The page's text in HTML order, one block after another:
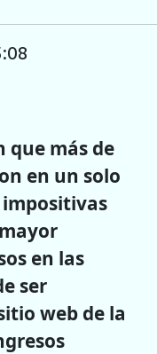
que más de
en un solo
en las
ser
web de la